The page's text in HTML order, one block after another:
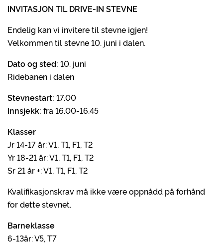
INVITASJON TIL DRIVE-IN STEVNE
Endelig kan vi invitere til stevne igjen!
Velkommen til stevne 10. juni i dalen.
Dato og sted: 10. juni
Ridebanen i dalen
Stevnestart: 17.00
Innsjekk: fra 16.00-16.45
Klasser
Jr 14-17 år: V1, T1, F1, T2
Yr 18-21 år: V1, T1, F1, T2
Sr 21 år +: V1, T1, F1, T2
Kvalifikasjonskrav må ikke være oppnådd på forhånd
for dette stevnet.
Barneklasse
6-13år: V5, T7